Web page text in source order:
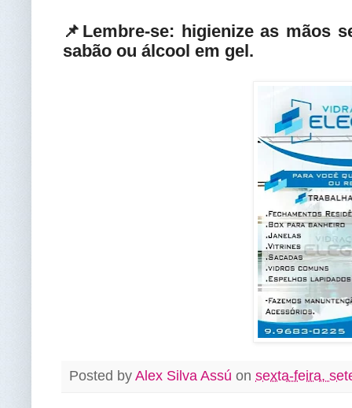
📌Lembre-se: higienize as mãos
sabão ou álcool em gel.
Posted by Alex Silva Assú on sexta-feira,